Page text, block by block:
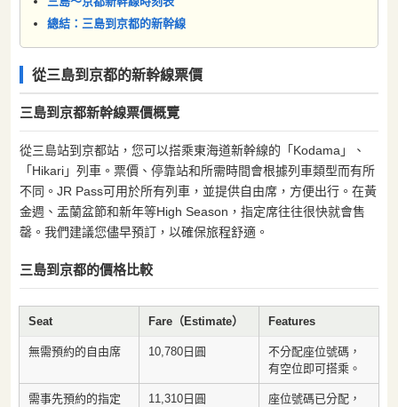
總結：三島到京都的新幹線
從三島到京都的新幹線票價
三島到京都新幹線票價概覽
從三島站到京都站，您可以搭乘東海道新幹線的「Kodama」、
「Hikari」列車。票價、停靠站和所需時間會根據列車類型而有所
不同。JR Pass可用於所有列車，並提供自由席，方便出行。在黃
金週、盂蘭盆節和新年等High Season，指定席往往很快就會售
罄。我們建議您儘早預訂，以確保旅程舒適。
三島到京都的價格比較
Seat Fare（Estimate） Features
無需預約的自由席 10,780日圓
不分配座位號碼，
有空位即可搭乘。
需事先預約的指定
11,310日圓
座位號碼已分配，